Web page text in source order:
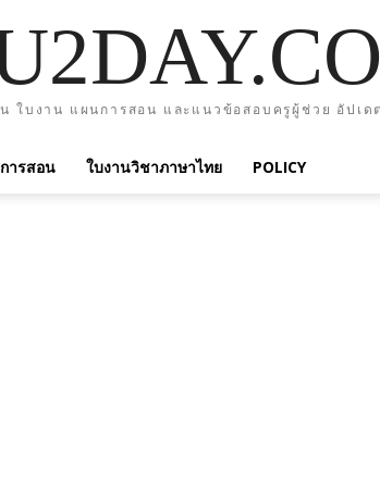
ใบงาน แผนการสอน และแนวข้อสอบครูผู้ช่วย อัปเด
ารสอน ใบงานวิชาภาษาไทย POLICY